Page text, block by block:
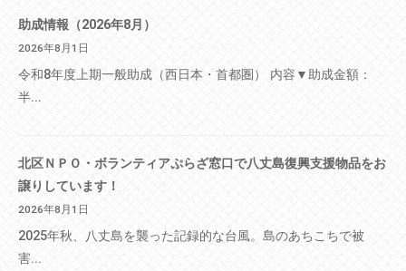
助成情報（2026年8月）
2026年8月1日
令和8年度上期一般助成（西日本・首都圏） 内容▼助成金額：
半...
北区ＮＰＯ・ボランティアぷらざ窓口で八丈島復興支援物品をお
譲りしています！
2026年8月1日
2025年秋、八丈島を襲った記録的な台風。島のあちこちで被
害...